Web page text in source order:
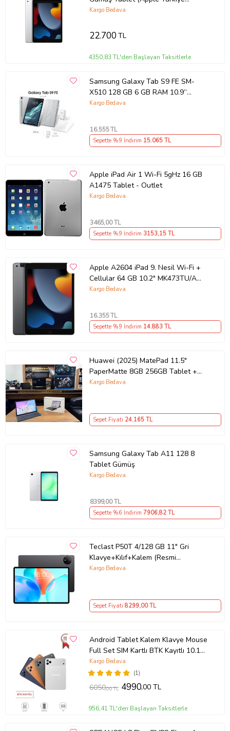
Garantili)
Kargo Bedava
22.700TL
4350,83 TL'den Başlayan Taksitlerle
Samsung Galaxy Tab S9 FE SM-
X510 128 GB 6 GB RAM 10.9”
Tablet Silver (Kutulu Teşhir)
Kargo Bedava
16.555TL
Sepette %9 İndirim 15.065TL
Apple iPad Air 1 Wi-Fi 5gHz 16 GB
A1475 Tablet - Outlet
Kargo Bedava
3465,00 TL
Sepette %9 İndirim 3153,15 TL
Apple A2604 iPad 9. Nesil Wi-Fi +
Cellular 64 GB 10.2" MK473TU/A
Tablet - Outlet
Kargo Bedava
16.355TL
Sepette %9 İndirim 14.883TL
Huawei (2025) MatePad 11.5"
PaperMatte 8GB 256GB Tablet +
Klavye
Kargo Bedava
Sepet Fiyatı 24.165TL
Samsung Galaxy Tab A11 128 8
Tablet Gümüş
Kargo Bedava
8399,00 TL
Sepette %6 İndirim 7906,82 TL
Teclast P50T 4/128 GB 11" Gri
Klavye+Kılıf+Kalem (Resmi
Distribütör Garantili)
Kargo Bedava
Sepet Fiyatı 8299,00 TL
Android Tablet Kalem Klavye Mouse
Full Set SIM Kartlı BTK Kayıtlı 10.1
İnç T17 Pro Max Koyu Gri
(1)
Kargo Bedava
6050,00 TL 4990,00 TL
956,41 TL'den Başlayan Taksitlerle